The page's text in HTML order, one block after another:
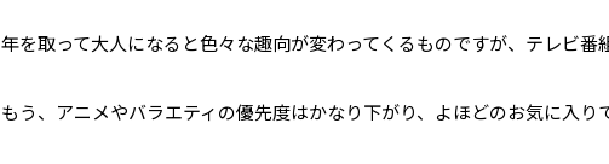
年を取って大人になると色々な趣向が変わってくるものですが、テレビ番
もう、アニメやバラエティの優先度はかなり下がり、よほどのお気に入り